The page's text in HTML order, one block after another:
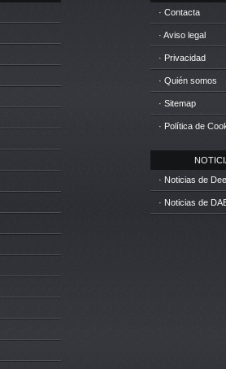
· Contacta
· Aviso legal
· Privacidad
· Quién somos
· Sitemap
· Política de
· Noticias de
· Noticias de